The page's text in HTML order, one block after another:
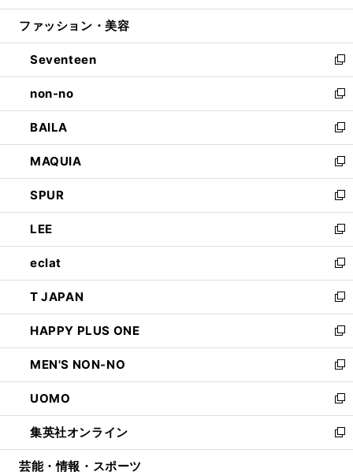
開
ウ
開
く
ン
ウ
で
開
く
ウ
ン
ド
ウ
で
開
く
ファッション・美容
Seventeen
新
し
い
ウ
ィ
ン
ド
ウ
で
開
く
non-no
新
し
い
ウ
ィ
ン
ド
ウ
で
開
く
BAILA
新
し
い
ウ
ィ
ン
ド
ウ
で
開
く
MAQUIA
新
し
い
ウ
ィ
ン
ド
ウ
で
開
く
SPUR
新
し
い
ウ
ィ
ン
ド
ウ
で
開
く
LEE
新
し
い
ウ
ィ
ン
ド
ウ
で
開
く
eclat
新
し
い
ウ
ィ
ン
ド
ウ
で
開
く
T JAPAN
新
し
い
ウ
ィ
ン
ド
ウ
で
開
HAPPY PLUS ONE
新
し
い
ウ
ィ
ン
ド
ウ
MEN'S NON-NO
新
し
い
ウ
ィ
ン
UOMO
新
し
い
ウ
集英社オンライン
新
し
芸能・情報・スポーツ